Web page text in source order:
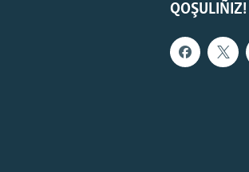
QOŞULIÑIZ!